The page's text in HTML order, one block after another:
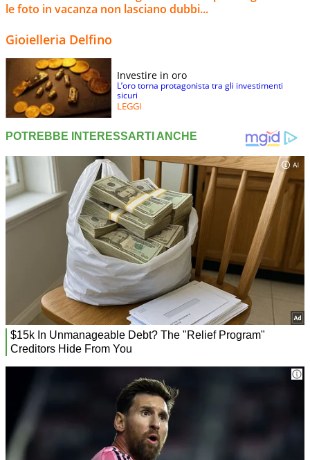
le foto in vacanza non lasciano dubbi...
Gioielleria Delfino
Investire in oro
L’oro torna protagonista tra gli investimenti
sicuri
LEGGI